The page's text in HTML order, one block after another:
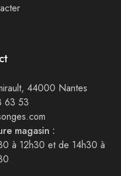
44000 Nantes
63 53
magasin :
à 12h30 et de 14h30 à